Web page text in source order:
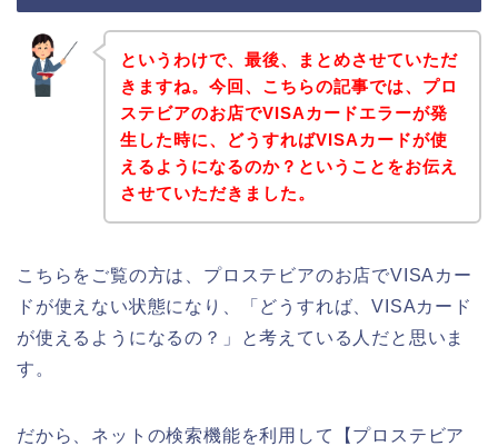
というわけで、最後、まとめさせていただ
きますね。今回、こちらの記事では、プロ
ステビアのお店でVISAカードエラーが発
生した時に、どうすればVISAカードが使
えるようになるのか？ということをお伝え
させていただきました。
こちらをご覧の方は、プロステビアのお店でVISAカー
ドが使えない状態になり、「どうすれば、VISAカード
が使えるようになるの？」と考えている人だと思いま
す。
だから、ネットの検索機能を利用して【プロステビア